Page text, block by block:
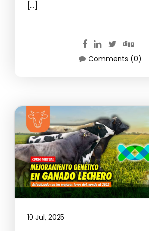
[…]
Comments (0)
10 Jul, 2025